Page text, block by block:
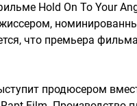
Hold On To Your
что премьера
продюсером